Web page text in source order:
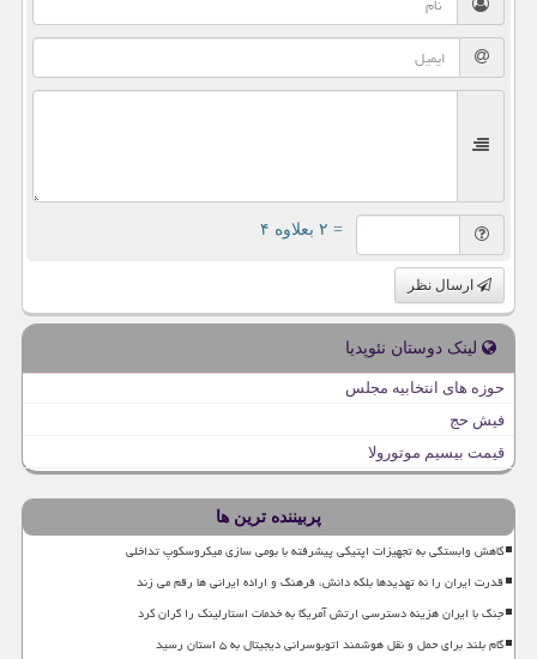
= ۲ بعلاوه ۴
ارسال نظر
لینک دوستان نئوپدیا
حوزه های انتخابیه مجلس
فیش حج
قیمت بیسیم موتورولا
پربیننده ترین ها
کاهش وابستگی به تجهیزات اپتیکی پیشرفته با بومی سازی میکروسکوپ تداخلی
قدرت ایران را نه تهدیدها بلکه دانش، فرهنگ و اراده ایرانی ها رقم می زند
جنگ با ایران هزینه دسترسی ارتش آمریکا به خدمات استارلینک را گران کرد
گام بلند برای حمل و نقل هوشمند اتوبوسرانی دیجیتال به ۵ استان رسید